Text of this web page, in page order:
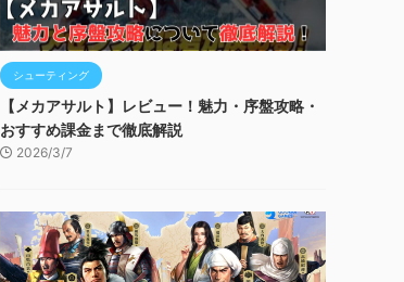
め！】 重厚なストーリーを楽しみたい
人 重厚なストー ...
シューティング
【メカアサルト】レビュー！魅力・序盤攻略・
おすすめ課金まで徹底解説
2026/3/7